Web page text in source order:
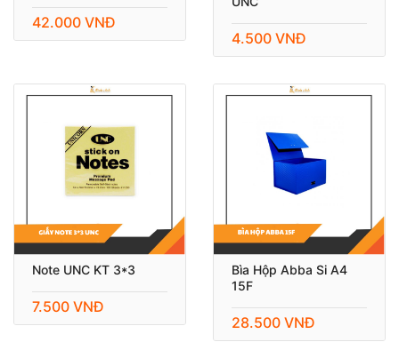
42.000 VNĐ
4.500 VNĐ
Note UNC KT 3*3
7.500 VNĐ
Bìa Hộp Abba Si A4
15F
28.500 VNĐ